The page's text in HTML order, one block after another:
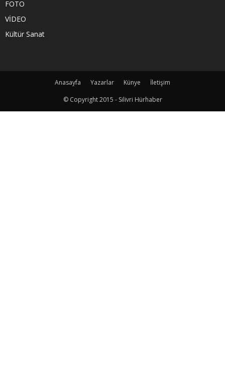
FOTO
VİDEO
Kültür Sanat
Anasayfa Yazarlar Künye
İletişim
© Copyright 2015 - Silivri Hürhaber